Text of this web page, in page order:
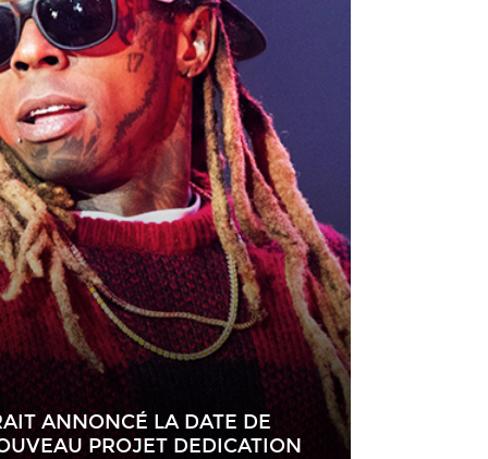
ANNONCÉ LA DATE DE
PROJET DEDICATION